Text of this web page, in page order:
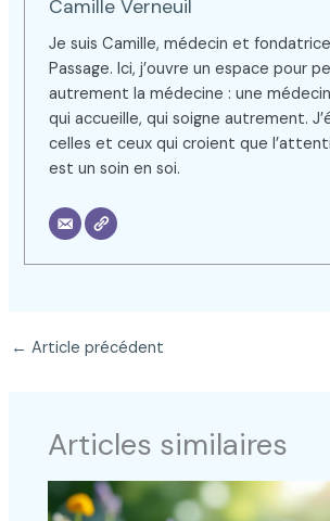
Camille Verneuil
Je suis Camille, médecin et
Passage. Ici, j’ouvre un espace pour
autrement la médecine : une
qui accueille, qui soigne autrement.
celles et ceux qui croient que
est un soin en soi.
← Article précédent
Articles similaires